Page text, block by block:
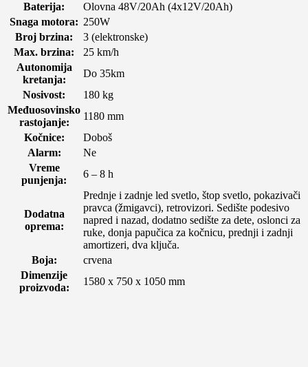
Baterija:
Olovna 48V/20Ah (4x12V/20Ah)
Snaga motora: 250W
Broj brzina:
3 (elektronske)
Max. brzina:
25 km/h
Autonomija
kretanja:
Do 35km
Nosivost:
180 kg
Međuosovinsko
rastojanje:
1180 mm
Kočnice:
Doboš
Alarm:
Ne
Vreme
punjenja:
6 – 8 h
Dodatna
oprema:
Prednje i zadnje led svetlo, štop svetlo, pokazivači
pravca (žmigavci), retrovizori. Sedište podesivo
napred i nazad, dodatno sedište za dete, oslonci za
ruke, donja papučica za kočnicu, prednji i zadnji
amortizeri, dva ključa.
Boja:
crvena
Dimenzije
proizvoda:
1580 x 750 x 1050 mm